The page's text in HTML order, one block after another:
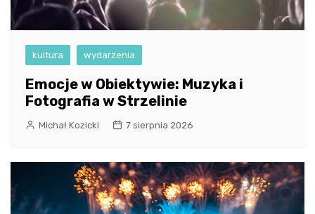
kultura wydarzenia
Emocje w Obiektywie: Muzyka i
Fotografia w Strzelinie
Michał Kozicki 7 sierpnia 2026